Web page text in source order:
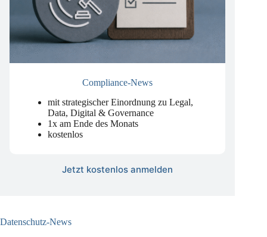
mit strategischer Einordnung zu Legal,
Data, Digital & Governance
1x am Ende des Monats